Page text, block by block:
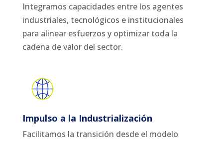
Integramos capacidades entre los agentes
industriales, tecnológicos e institucionales
para alinear esfuerzos y optimizar toda la
cadena de valor del sector.
Impulso a la Industrialización
Facilitamos la transición desde el modelo